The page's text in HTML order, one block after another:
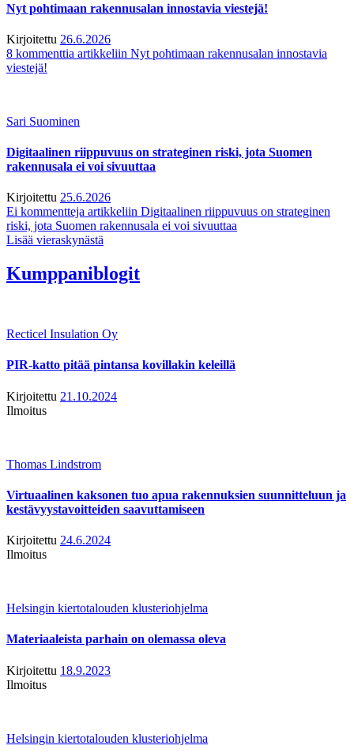
Nyt pohtimaan rakennusalan innostavia viestejä!
Kirjoitettu 26.6.2026
8 kommenttia artikkeliin Nyt pohtimaan rakennusalan innostavia
viestejä!
Sari Suominen
Digitaalinen riippuvuus on strateginen riski, jota Suomen
rakennusala ei voi sivuuttaa
Kirjoitettu 25.6.2026
Ei kommentteja artikkeliin Digitaalinen riippuvuus on strateginen
riski, jota Suomen rakennusala ei voi sivuuttaa
Lisää vieraskynästä
Kumppaniblogit
Recticel Insulation Oy
PIR-katto pitää pintansa kovillakin keleillä
Kirjoitettu 21.10.2024
Ilmoitus
Thomas Lindstrom
Virtuaalinen kaksonen tuo apua rakennuksien suunnitteluun ja
kestävyystavoitteiden saavuttamiseen
Kirjoitettu 24.6.2024
Ilmoitus
Helsingin kiertotalouden klusteriohjelma
Materiaaleista parhain on olemassa oleva
Kirjoitettu 18.9.2023
Ilmoitus
Helsingin kiertotalouden klusteriohjelma